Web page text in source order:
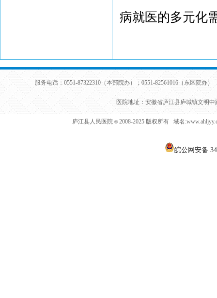
病就医的多元化
服务电话：0551-87322310（本部院办）；0551-82561016（东区院办
医院地址：安徽省庐江县庐城镇文明
庐江县人民医院 © 2008-2025 版权所有 域名
皖公网安备